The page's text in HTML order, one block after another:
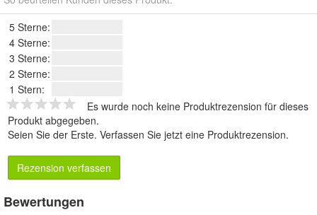
5 Sterne:
4 Sterne:
3 Sterne:
2 Sterne:
1 Stern:
Es wurde noch keine Produktrezension für dieses
Produkt abgegeben.
Seien Sie der Erste. Verfassen Sie jetzt eine Produktrezension.
Rezension verfassen
Bewertungen